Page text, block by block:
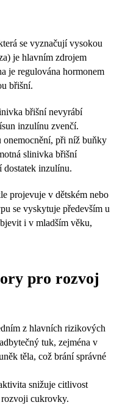
se vyznačují vysokou
je hlavním zdrojem
je regulována hormonem
břišní.
břišní nevyrábí
inzulínu zvenčí.
při níž buňky
slinivka břišní
dostatek inzulínu.
projevuje v dětském nebo
se vyskytuje především u
i v mladším věku,
pro rozvoj
z hlavních rizikových
tuk, zejména v
těla, což brání správné
snižuje citlivost
cukrovky.